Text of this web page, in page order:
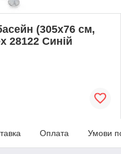
(305х76 см,
28122 Синій
Оплата Умови